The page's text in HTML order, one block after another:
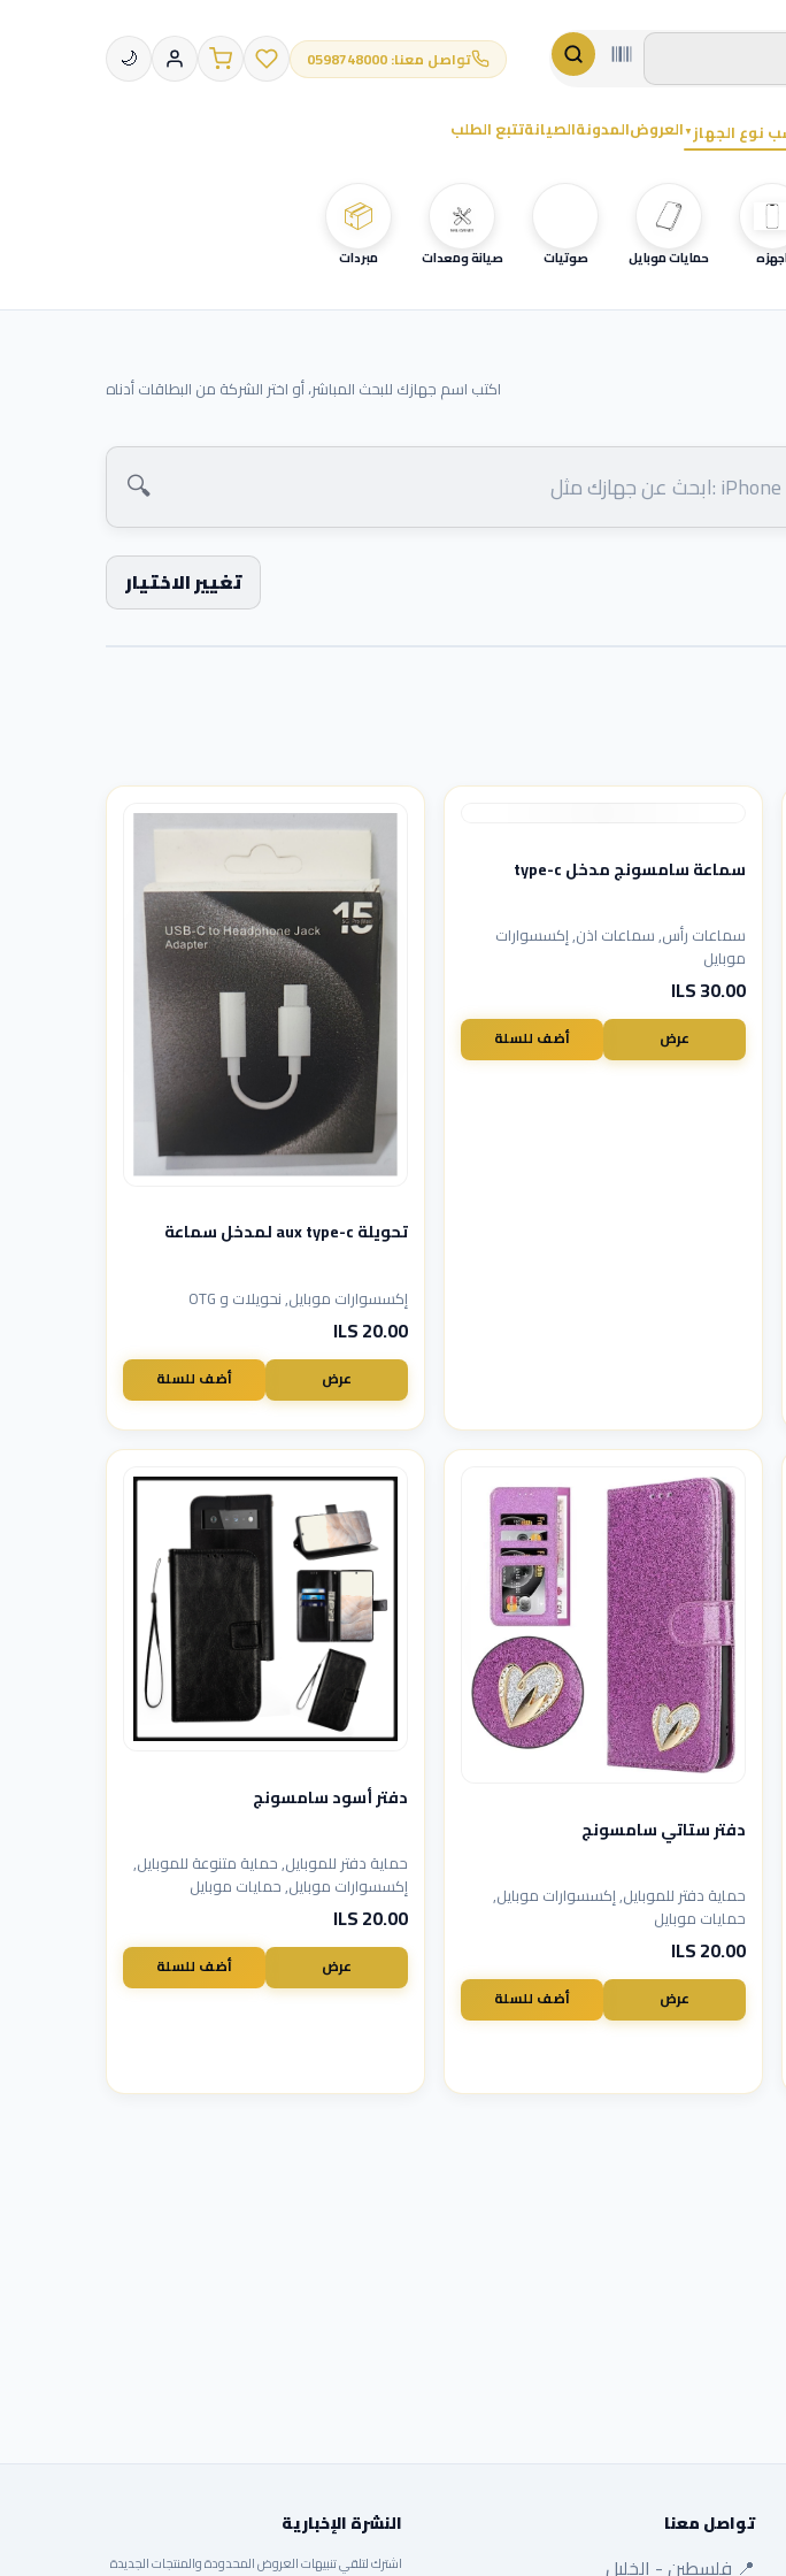
تواصل معنا: 0598748000 🌙
نوع الجهاز ▼العروضالمدونةالصيانةتتبع الطلب
حمايات موبايل صوتيات صيانة ومعدات
📦
مبردات
اكتب اسم جهازك للبحث المباشر، أو اختر الشركة من البطاقات أدناه
🔍
تغيير الاختيار
سماعة سامسونج مدخل type-c
سماعات رأس, سماعات اذن, إكسسوارات
موبايل
30.00 ILS
عرض أضف للسلة
تحويلة aux type-c لمدخل سماعة
إكسسوارات موبايل, نحويلات و OTG
20.00 ILS
عرض أضف للسلة
دفتر ستاتي سامسونج
حماية دفتر للموبايل, إكسسوارات موبايل,
حمايات موبايل
20.00 ILS
عرض أضف للسلة
دفتر أسود سامسونج
حماية دفتر للموبايل, حماية متنوعة للموبايل,
إكسسوارات موبايل, حمايات موبايل
20.00 ILS
عرض أضف للسلة
تواصل معنا
📍 فلسطين - الخليل
النشرة الإخبارية
اشترك لتلقي تنبيهات العروض المحدودة والمنتجات الجديدة